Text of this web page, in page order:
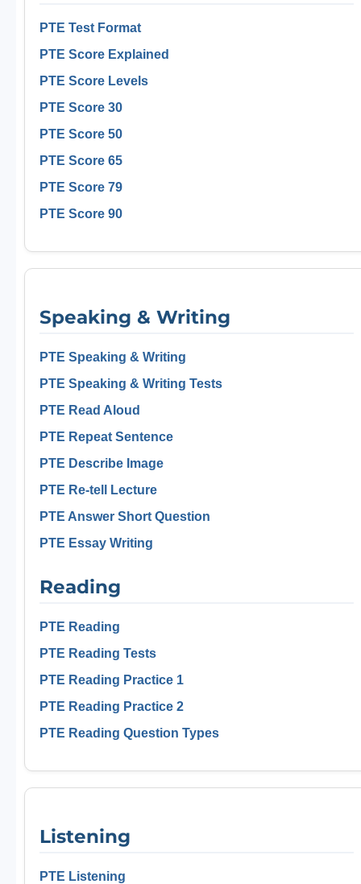
PTE Test Format
PTE Score Explained
PTE Score Levels
PTE Score 30
PTE Score 50
PTE Score 65
PTE Score 79
PTE Score 90
Speaking & Writing
PTE Speaking & Writing
PTE Speaking & Writing Tests
PTE Read Aloud
PTE Repeat Sentence
PTE Describe Image
PTE Re-tell Lecture
PTE Answer Short Question
PTE Essay Writing
Reading
PTE Reading
PTE Reading Tests
PTE Reading Practice 1
PTE Reading Practice 2
PTE Reading Question Types
Listening
PTE Listening